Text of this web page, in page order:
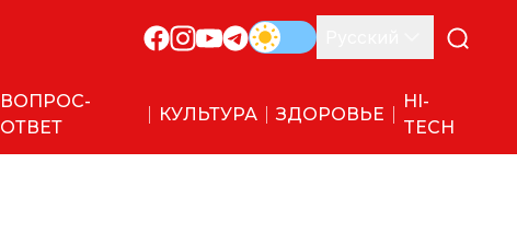
ВОПРОС-
ОТВЕТ
КУЛЬТУРА ЗДОРОВЬЕ
HI-
TECH